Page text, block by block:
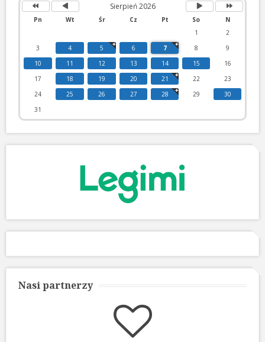
Sierpień 2026
Pn Wt Śr Cz Pt So
N
1
2
3
4 5 6 7 8
9
10
11 12 13 14 15
16
17
18 19 20 21 22
23
24
25 26 27 28 29
30
31
Nasi partnerzy